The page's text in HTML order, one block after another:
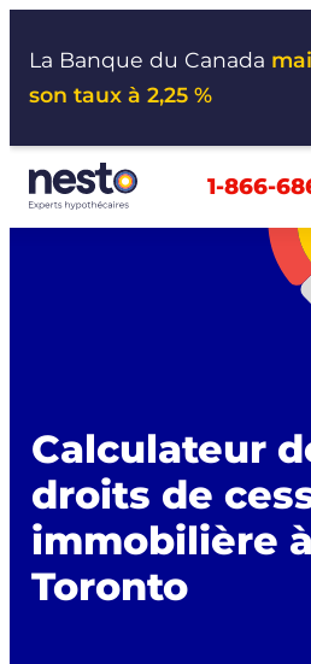
La Banque du Canada
son taux à 2,25 %
1-866-
Calculateur
droits de
immobilière à
Toronto